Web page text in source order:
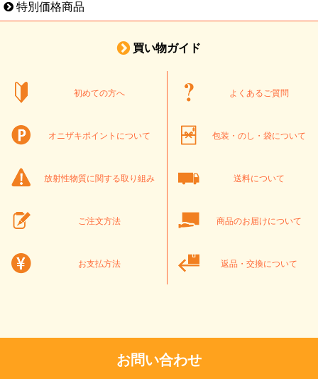
特別価格商品
買い物ガイド
初めての方へ よくあるご質問
オニザキポイントについて 包装・のし・袋について
放射性物質に関する取り組み 送料について
ご注文方法 商品のお届けについて
お支払方法 返品・交換について
お問い合わせ